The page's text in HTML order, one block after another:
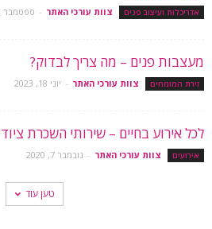
אדריכלות ועיצוב פנים צוות עורכי האתר - ספטמבר 20, 2024
מעצבות פנים – מה צריך לבדוק?
זירת המומחים צוות עורכי האתר - יוני 18, 2023
לכל אירוע בחיים – שירותי השכרת ציוד
אירועים צוות עורכי האתר - נובמבר 7, 2020
טען עוד